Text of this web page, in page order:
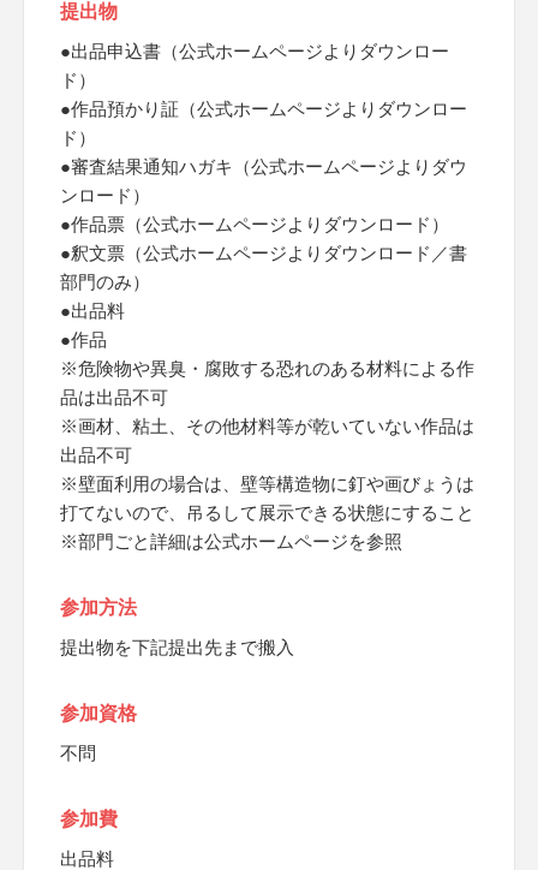
提出物
●出品申込書（公式ホームページよりダウンロー
ド）
●作品預かり証（公式ホームページよりダウンロー
ド）
●審査結果通知ハガキ（公式ホームページよりダウ
ンロード）
●作品票（公式ホームページよりダウンロード）
●釈文票（公式ホームページよりダウンロード／書
部門のみ）
●出品料
●作品
※危険物や異臭・腐敗する恐れのある材料による作
品は出品不可
※画材、粘土、その他材料等が乾いていない作品は
出品不可
※壁面利用の場合は、壁等構造物に釘や画びょうは
打てないので、吊るして展示できる状態にすること
※部門ごと詳細は公式ホームページを参照
参加方法
提出物を下記提出先まで搬入
参加資格
不問
参加費
出品料